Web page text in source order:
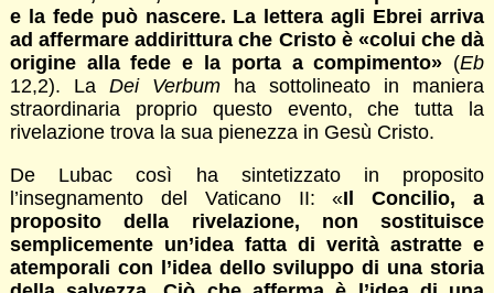
e la fede può nascere. La lettera agli Ebrei arriva
ad affermare addirittura che Cristo è «colui che dà
origine alla fede e la porta a compimento» (Eb
12,2). La Dei Verbum ha sottolineato in maniera
straordinaria proprio questo evento, che tutta la
rivelazione trova la sua pienezza in Gesù Cristo.
De Lubac così ha sintetizzato in proposito
l’insegnamento del Vaticano II: «Il Concilio, a
proposito della rivelazione, non sostituisce
semplicemente un’idea fatta di verità astratte e
atemporali con l’idea dello sviluppo di una storia